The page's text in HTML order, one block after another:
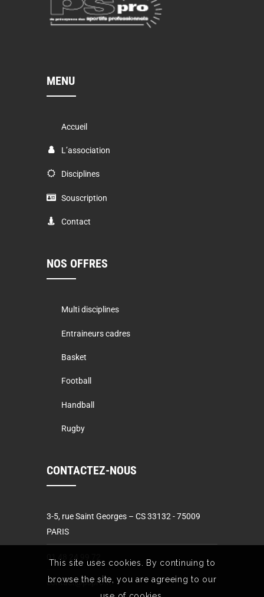
MENU
Accueil
L’association
Disciplines
Souscription
Contact
NOS OFFRES
Multi disciplines
Entraineurs cadres
Basket
Football
Handball
Rugby
CONTACTEZ-NOUS
3-5, rue Saint Georges – CS 33132 - 75009
PARIS
contact@pspro.fr
This site uses cookies. By continuing to
browse the site, you are agreeing to our